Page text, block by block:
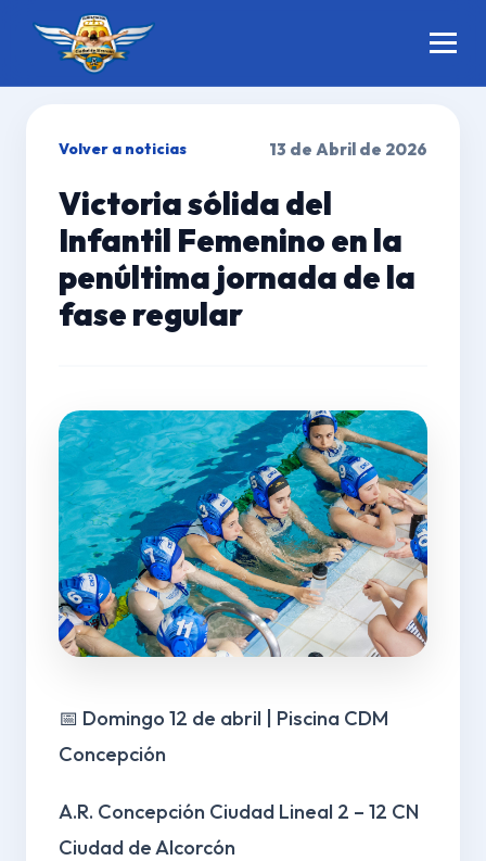
Volver a noticias 13 de Abril de 2026
Victoria sólida del
Infantil Femenino en la
penúltima jornada de la
fase regular
📅 Domingo 12 de abril | Piscina CDM
Concepción
A.R. Concepción Ciudad Lineal 2 – 12 CN
Ciudad de Alcorcón